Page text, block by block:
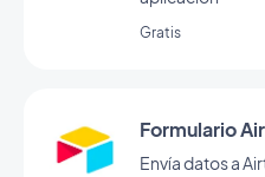
Gratis
Formulario
Envía datos a